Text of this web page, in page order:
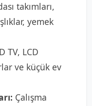
takımları,
yemek
TV, LCD
ve küçük ev
Çalışma